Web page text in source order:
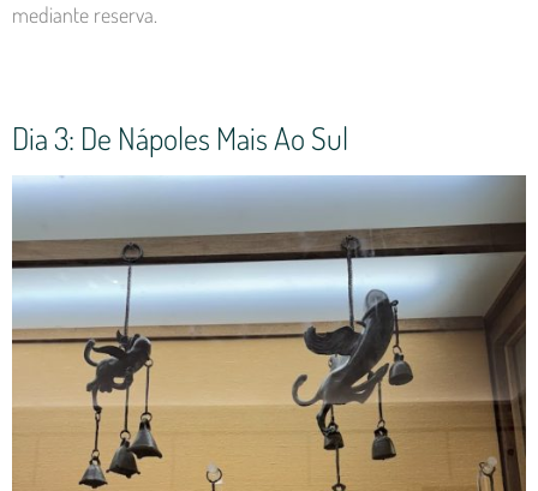
mediante reserva.
Dia 3: De Nápoles Mais Ao Sul